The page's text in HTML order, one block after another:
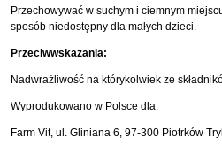
Przechowywać w suchym i ciemnym
sposób niedostępny dla małych dzieci.
Przeciwwskazania:
Nadwrażliwość na którykolwiek ze
Wyprodukowano w Polsce dla:
Farm Vit, ul. Gliniana 6, 97-300 Piotrków